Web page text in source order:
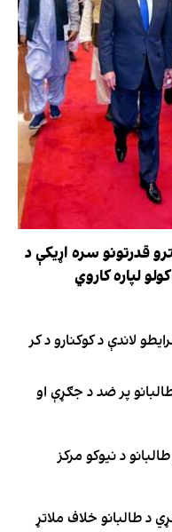
قدرتونو سره اړیکې د
لپاره کاروي
لاندې د کوکنارو د کر
پر ضد د جګړې او
د نیوکو مرکز
د طالبانو خلاف ملاتړ